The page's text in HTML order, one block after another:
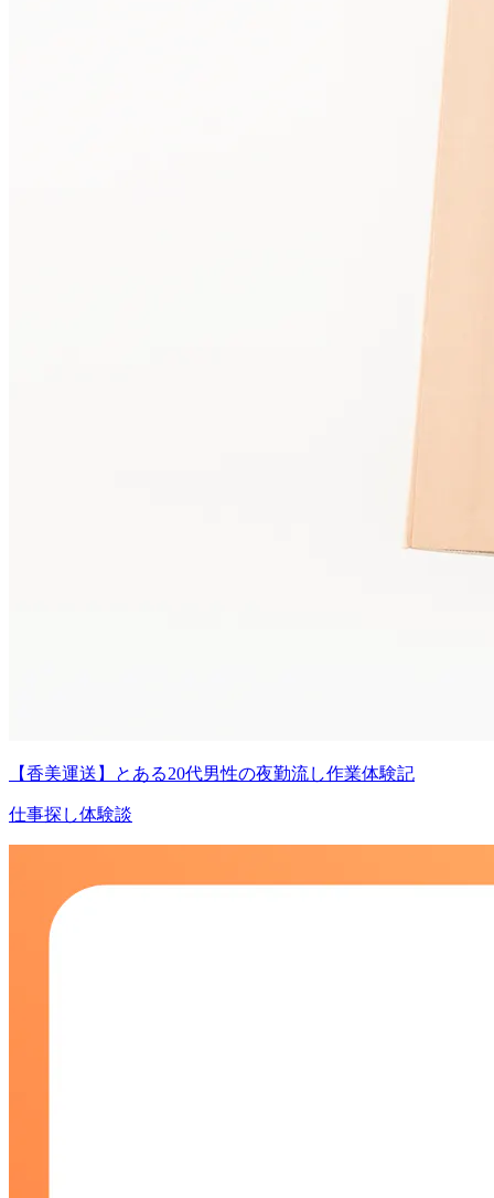
【香美運送】とある20代男性の夜勤流し作業体験記
仕事探し体験談